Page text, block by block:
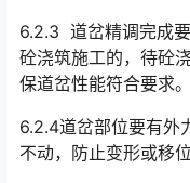
6.2.3 道岔精调完成
砼浇筑施工的，待砼
保道岔性能符合要求。
6.2.4道岔部位要有外
不动，防止变形或移位